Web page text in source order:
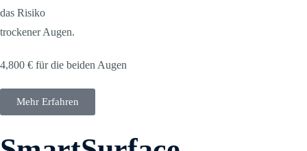
das Risiko
trockener Augen.
4,800 € für die beiden Augen
Mehr Erfahren